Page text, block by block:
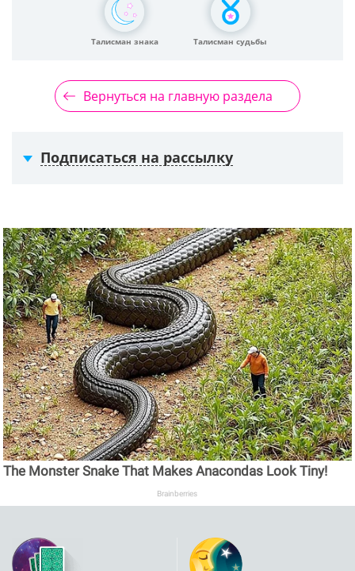
Талисман знака Талисман судьбы
Вернуться на главную раздела
Подписаться на рассылку
The Monster Snake That Makes Anacondas Look Tiny!
Brainberries